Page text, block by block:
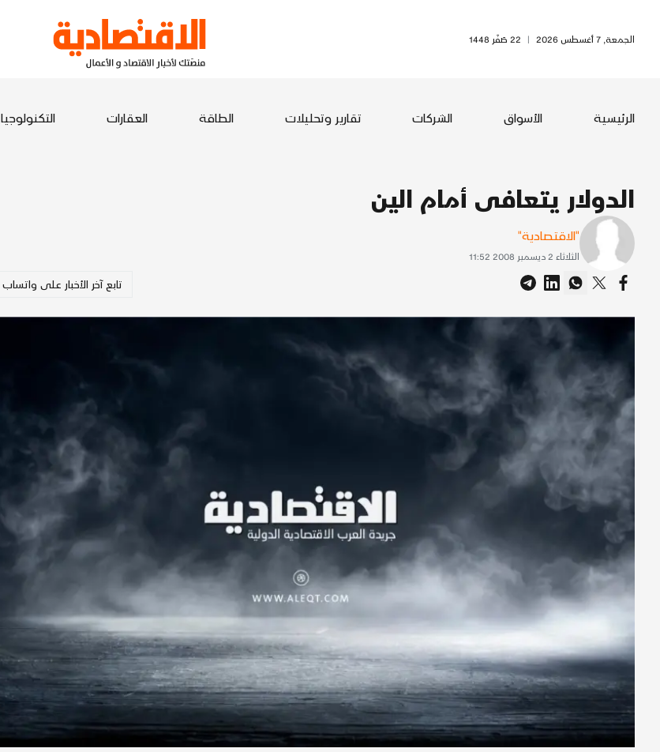
الجمعة, 7 أغسطس 2026 | 22 صَفَر 1448
الرئيسية الأسواق الشركات تقارير وتحليلات الطاقة العقارات التكنولوجيا
الدولار يتعافى أمام الين
"الاقتصادية"
الثلاثاء 2 ديسمبر 2008 11:52
تابع آخر الأخبار على واتساب